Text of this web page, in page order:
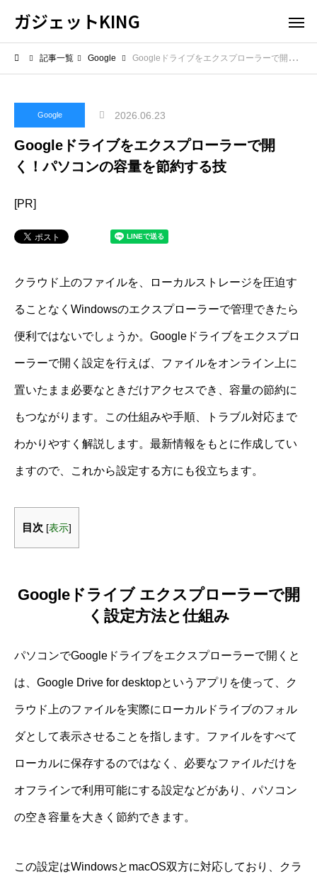
ガジェットKING
記事一覧 Google Googleドライブをエクスプローラーで開く！パソコンの容量を節約する技
Google 2026.06.23
Googleドライブをエクスプローラーで開
く！パソコンの容量を節約する技
[PR]
クラウド上のファイルを、ローカルストレージを圧迫す
ることなくWindowsのエクスプローラーで管理できたら
便利ではないでしょうか。Googleドライブをエクスプロ
ーラーで開く設定を行えば、ファイルをオンライン上に
置いたまま必要なときだけアクセスでき、容量の節約に
もつながります。この仕組みや手順、トラブル対応まで
わかりやすく解説します。最新情報をもとに作成してい
ますので、これから設定する方にも役立ちます。
目次 [表示]
Googleドライブ エクスプローラーで開
く設定方法と仕組み
パソコンでGoogleドライブをエクスプローラーで開くと
は、Google Drive for desktopというアプリを使って、ク
ラウド上のファイルを実際にローカルドライブのフォル
ダとして表示させることを指します。ファイルをすべて
ローカルに保存するのではなく、必要なファイルだけを
オフラインで利用可能にする設定などがあり、パソコン
の空き容量を大きく節約できます。
この設定はWindowsとmacOS双方に対応しており、クラ